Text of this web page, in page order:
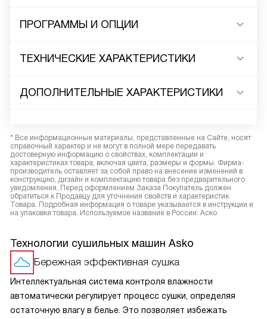
ПРОГРАММЫ И ОПЦИИ
ТЕХНИЧЕСКИЕ ХАРАКТЕРИСТИКИ
ДОПОЛНИТЕЛЬНЫЕ ХАРАКТЕРИСТИКИ
* Все информационные материалы, представленные на Сайте, носят
справочный характер и не могут в полной мере передавать
достоверную информацию о свойствах, комплектации и
характеристиках товара, включая цвета, размеры и формы. Фирма-
производитель оставляет за собой право на внесение изменений в
конструкцию, дизайн и комплектацию товара без предварительного
уведомления. Перед оформлением Заказа Покупатель должен
обратиться к Продавцу для уточнения свойств и характеристик
Товара. Подробная информация о товаре указывается в инструкции и
на упаковке товара. Используемое название в России: Аско
Технологии сушильных машин Asko
Бережная эффективная сушка
Интеллектуальная система контроля влажности
автоматически регулирует процесс сушки, определяя
остаточную влагу в белье. Это позволяет избежать